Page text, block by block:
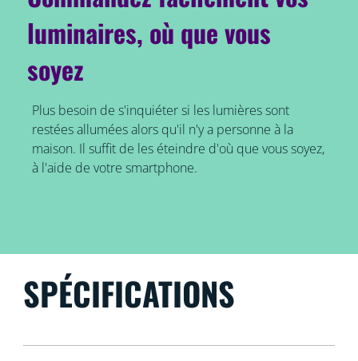
luminaires, où que vous
soyez
Plus besoin de s'inquiéter si les lumières sont
restées allumées alors qu'il n'y a personne à la
maison. Il suffit de les éteindre d'où que vous soyez,
à l'aide de votre smartphone.
SPÉCIFICATIONS